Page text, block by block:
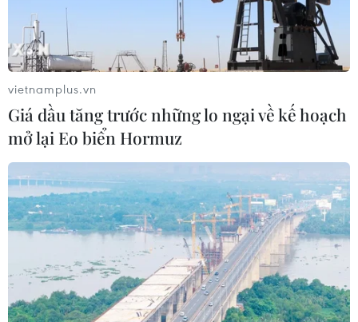
TIN CÙNG CHUYÊN MỤC
vietnamplus.vn
Giá dầu tăng trước những lo ngại về kế hoạch
mở lại Eo biển Hormuz